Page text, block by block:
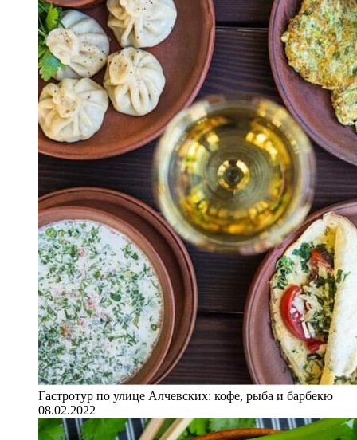
Гастротур по улице Алчевских: кофе, рыба и барбекю
08.02.2022